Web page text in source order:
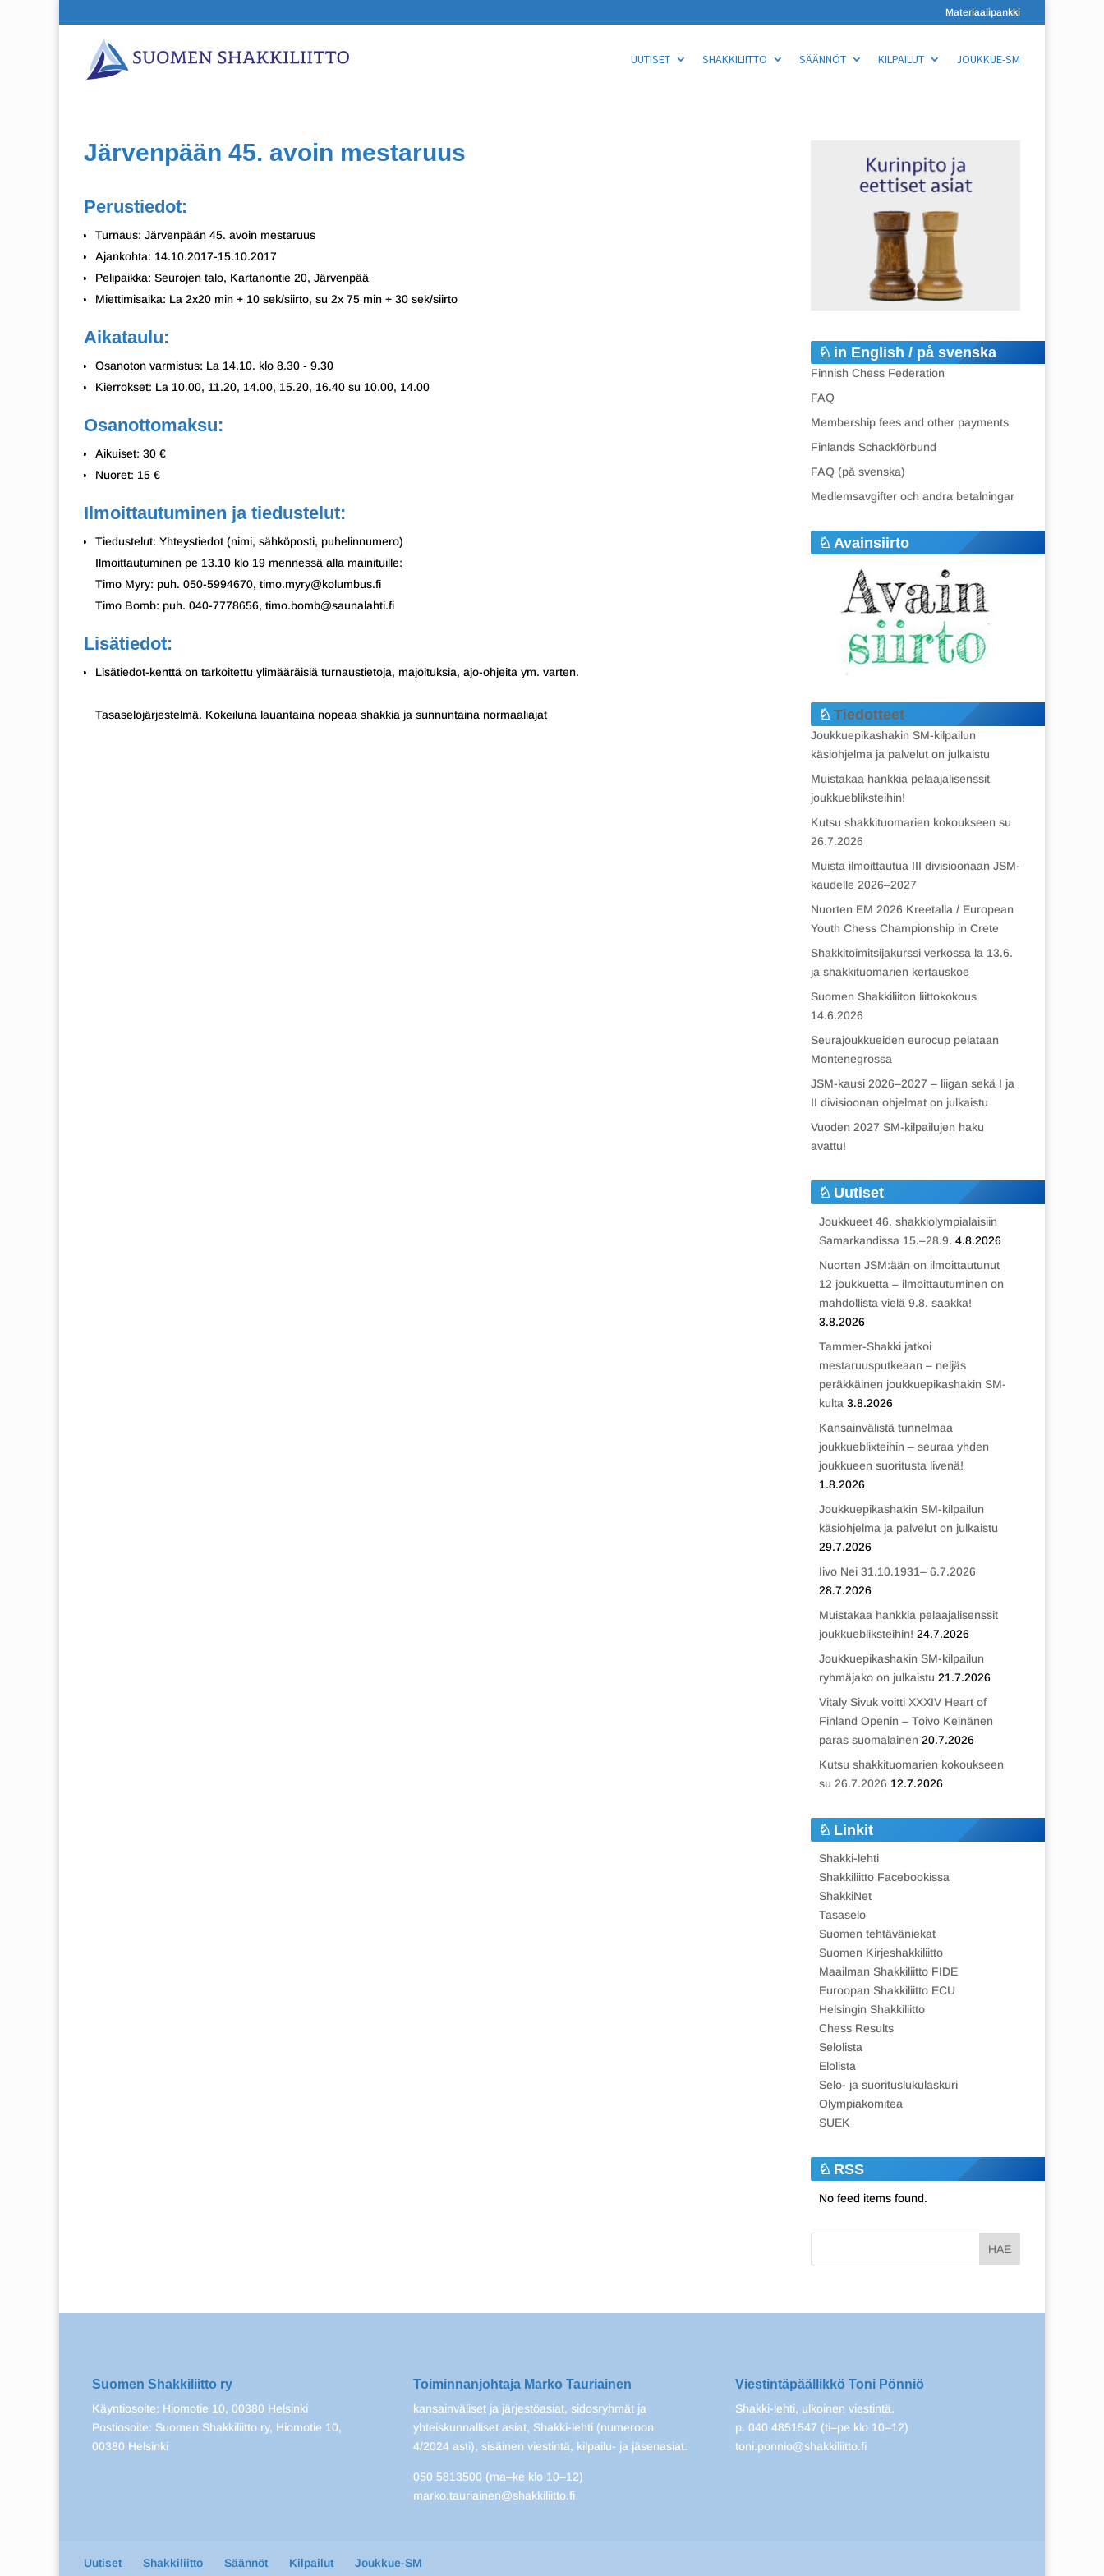
Materiaalipankki
UUTISET SHAKKILIITTO SÄÄNNÖT KILPAILUT JOUKKUE-SM
Järvenpään 45. avoin mestaruus
Perustiedot:
Turnaus: Järvenpään 45. avoin mestaruus
Ajankohta: 14.10.2017-15.10.2017
Pelipaikka: Seurojen talo, Kartanontie 20, Järvenpää
Miettimisaika: La 2x20 min + 10 sek/siirto, su 2x 75 min + 30 sek/siirto
Aikataulu:
Osanoton varmistus: La 14.10. klo 8.30 - 9.30
Kierrokset: La 10.00, 11.20, 14.00, 15.20, 16.40 su 10.00, 14.00
Osanottomaksu:
Aikuiset: 30 €
Nuoret: 15 €
Ilmoittautuminen ja tiedustelut:
Tiedustelut: Yhteystiedot (nimi, sähköposti, puhelinnumero)
Ilmoittautuminen pe 13.10 klo 19 mennessä alla mainituille:
Timo Myry: puh. 050-5994670, timo.myry@kolumbus.fi
Timo Bomb: puh. 040-7778656, timo.bomb@saunalahti.fi
Lisätiedot:
Lisätiedot-kenttä on tarkoitettu ylimääräisiä turnaustietoja, majoituksia, ajo-ohjeita ym. varten.
Tasaselojärjestelmä. Kokeiluna lauantaina nopeaa shakkia ja sunnuntaina normaaliajat
in English / på svenska
Finnish Chess Federation
FAQ
Membership fees and other payments
Finlands Schackförbund
FAQ (på svenska)
Medlemsavgifter och andra betalningar
Avainsiirto
Tiedotteet
Joukkuepikashakin SM-kilpailun
käsiohjelma ja palvelut on julkaistu
Muistakaa hankkia pelaajalisenssit
joukkuebliksteihin!
Kutsu shakkituomarien kokoukseen su
26.7.2026
Muista ilmoittautua III divisioonaan JSM-
kaudelle 2026–2027
Nuorten EM 2026 Kreetalla / European
Youth Chess Championship in Crete
Shakkitoimitsijakurssi verkossa la 13.6.
ja shakkituomarien kertauskoe
Suomen Shakkiliiton liittokokous
14.6.2026
Seurajoukkueiden eurocup pelataan
Montenegrossa
JSM-kausi 2026–2027 – liigan sekä I ja
II divisioonan ohjelmat on julkaistu
Vuoden 2027 SM-kilpailujen haku
avattu!
Uutiset
Joukkueet 46. shakkiolympialaisiin
Samarkandissa 15.–28.9. 4.8.2026
Nuorten JSM:ään on ilmoittautunut
12 joukkuetta – ilmoittautuminen on
mahdollista vielä 9.8. saakka!
3.8.2026
Tammer-Shakki jatkoi
mestaruusputkeaan – neljäs
peräkkäinen joukkuepikashakin SM-
kulta 3.8.2026
Kansainvälistä tunnelmaa
joukkueblixteihin – seuraa yhden
joukkueen suoritusta livenä!
1.8.2026
Joukkuepikashakin SM-kilpailun
käsiohjelma ja palvelut on julkaistu
29.7.2026
Iivo Nei 31.10.1931– 6.7.2026
28.7.2026
Muistakaa hankkia pelaajalisenssit
joukkuebliksteihin! 24.7.2026
Joukkuepikashakin SM-kilpailun
ryhmäjako on julkaistu 21.7.2026
Vitaly Sivuk voitti XXXIV Heart of
Finland Openin – Toivo Keinänen
paras suomalainen 20.7.2026
Kutsu shakkituomarien kokoukseen
su 26.7.2026 12.7.2026
Linkit
Shakki-lehti
Shakkiliitto Facebookissa
ShakkiNet
Tasaselo
Suomen tehtäväniekat
Suomen Kirjeshakkiliitto
Maailman Shakkiliitto FIDE
Euroopan Shakkiliitto ECU
Helsingin Shakkiliitto
Chess Results
Selolista
Elolista
Selo- ja suorituslukulaskuri
Olympiakomitea
SUEK
RSS
No feed items found.
Suomen Shakkiliitto ry
Käyntiosoite: Hiomotie 10, 00380 Helsinki
Postiosoite: Suomen Shakkiliitto ry, Hiomotie 10,
00380 Helsinki
Toiminnanjohtaja Marko Tauriainen
kansainväliset ja järjestöasiat, sidosryhmät ja
yhteiskunnalliset asiat, Shakki-lehti (numeroon
4/2024 asti), sisäinen viestintä, kilpailu- ja jäsenasiat.
050 5813500 (ma–ke klo 10–12)
marko.tauriainen@shakkiliitto.fi
Viestintäpäällikkö Toni Pönniö
Shakki-lehti, ulkoinen viestintä.
p. 040 4851547 (ti–pe klo 10–12)
toni.ponnio@shakkiliitto.fi
Uutiset Shakkiliitto Säännöt Kilpailut Joukkue-SM